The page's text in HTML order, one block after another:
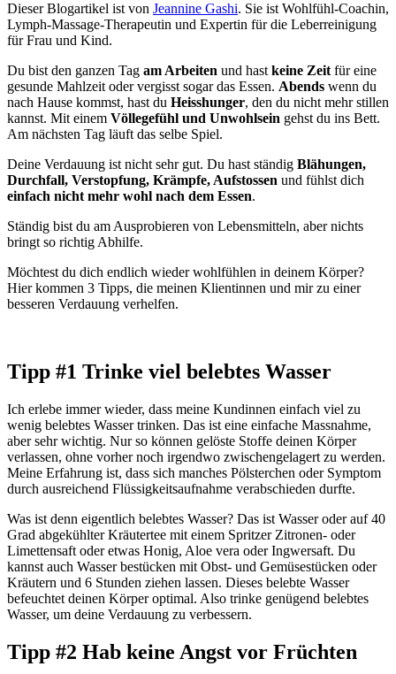
Dieser Blogartikel ist von Jeannine Gashi. Sie ist Wohlfühl-Coachin,
Lymph-Massage-Therapeutin und Expertin für die Leberreinigung
für Frau und Kind.
Du bist den ganzen Tag am Arbeiten und hastkeine Zeitfür eine
gesunde Mahlzeit oder vergisst sogar das Essen. Abends wenn du
nach Hause kommst, hast du Heisshunger, den du nicht mehr stillen
kannst. Mit einem Völlegefühl und Unwohlsein gehst du ins Bett.
Am nächsten Tag läuft das selbe Spiel.
Deine Verdauung ist nicht sehr gut. Du hast ständig Blähungen,
Durchfall, Verstopfung, Krämpfe, Aufstossen und fühlst dich
einfach nicht mehr wohl nach dem Essen.
Ständig bist du am Ausprobieren von Lebensmitteln, aber nichts
bringt so richtig Abhilfe.
Möchtest du dich endlich wieder wohlfühlen in deinem Körper?
Hier kommen 3 Tipps, die meinen Klientinnen und mir zu einer
besseren Verdauung verhelfen.
Tipp #1 Trinke viel belebtes Wasser
Ich erlebe immer wieder, dass meine Kundinnen einfach viel zu
wenig belebtes Wasser trinken. Das ist eine einfache Massnahme,
aber sehr wichtig. Nur so können gelöste Stoffe deinen Körper
verlassen, ohne vorher noch irgendwo zwischengelagert zu werden.
Meine Erfahrung ist, dass sich manches Pölsterchen oder Symptom
durch ausreichend Flüssigkeitsaufnahme verabschieden durfte.
Was ist denn eigentlich belebtes Wasser? Das ist Wasser oder auf 40
Grad abgekühlter Kräutertee mit einem Spritzer Zitronen- oder
Limettensaft oder etwas Honig, Aloe vera oder Ingwersaft. Du
kannst auch Wasser bestücken mit Obst- und Gemüsestücken oder
Kräutern und 6 Stunden ziehen lassen. Dieses belebte Wasser
befeuchtet deinen Körper optimal. Also trinke genügend belebtes
Wasser, um deine Verdauung zu verbessern.
Tipp #2 Hab keine Angst vor Früchten